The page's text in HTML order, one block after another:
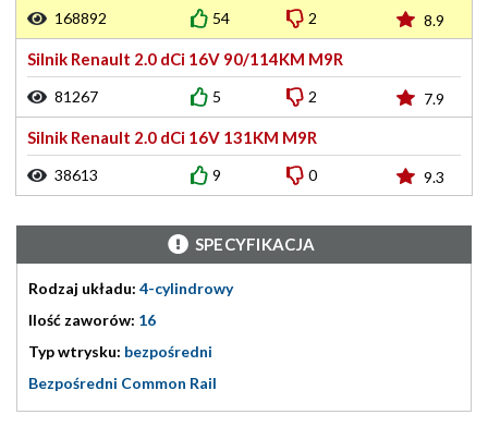
168892 54 2 8.9
Silnik Renault 2.0 dCi 16V 90/114KM M9R
81267 5 2 7.9
Silnik Renault 2.0 dCi 16V 131KM M9R
38613 9 0 9.3
SPECYFIKACJA
Rodzaj układu: 4-cylindrowy
Ilość zaworów: 16
Typ wtrysku: bezpośredni
Bezpośredni Common Rail